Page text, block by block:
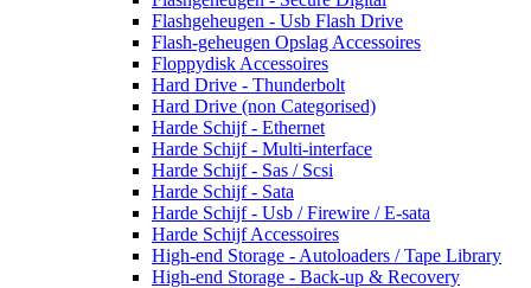
Flashgeheugen - Usb Flash Drive
Flash-geheugen Opslag Accessoires
Floppydisk Accessoires
Hard Drive - Thunderbolt
Hard Drive (non Categorised)
Harde Schijf - Ethernet
Harde Schijf - Multi-interface
Harde Schijf - Sas / Scsi
Harde Schijf - Sata
Harde Schijf - Usb / Firewire / E-sata
Harde Schijf Accessoires
High-end Storage - Autoloaders / Tape Library
High-end Storage - Back-up & Recovery